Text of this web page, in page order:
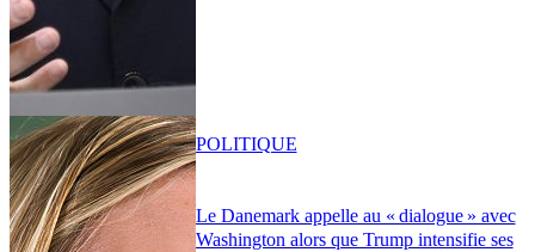
Le Danemark appelle au « dialogue » avec
Washington alors que Trump intensifie ses
POLITIQUE